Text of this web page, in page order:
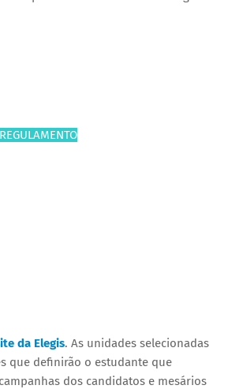
da Elegis. As unidades selecionadas
que definirão o estudante que
dos candidatos e mesários